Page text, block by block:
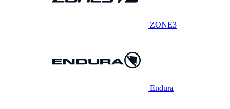
ZONE3
Endura